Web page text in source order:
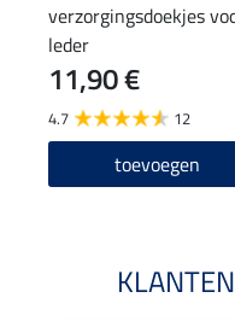
verzorgingsdoekjes
leder
11,90 €
4.7 12
toevoegen